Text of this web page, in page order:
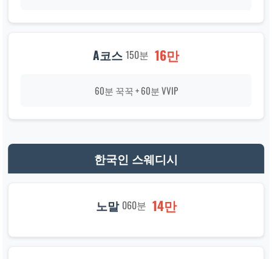
A코스 150분 16만
60분 꾹꾹 + 60분 VVIP
한국인 스웨디시
노말 060분 14만